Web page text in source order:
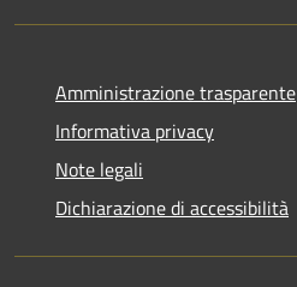
Amministrazione trasparente
Informativa privacy
Note legali
Dichiarazione di accessibilità